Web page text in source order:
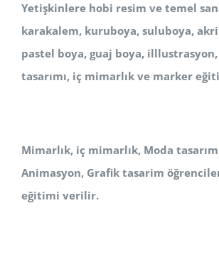
Yetişkinlere hobi resim ve temel
karakalem, kuruboya, suluboya,
pastel boya, guaj boya,
tasarımı, iç mimarlık ve marker
Mimarlık, iç mimarlık, Moda
Animasyon, Grafik tasarim
eğitimi verilir.